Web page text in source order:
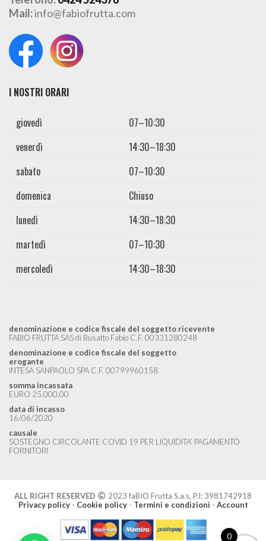
Mail:info@fabiofrutta.com
I NOSTRI ORARI
giovedì
07–10:30
venerdì
14:30–18:30
sabato
07–10:30
domenica
Chiuso
lunedì
14:30–18:30
martedì
07–10:30
mercoledì
14:30–18:30
denominazione e codice fiscale del soggetto ricevente
FABIO FRUTTA SAS di Busatto Fabio C.F. 00331280248
denominazione e codice fiscale del soggetto
erogante
INTESA SANPAOLO SPA C.F. 00799960158
somma incassata
EURO 25.000,00
data di incasso
16/06/2020
causale
SOSTEGNO CIRCOLANTE COVID 19 PER LIQUIDITA’ PAGAMENTO
FORNITORI
ALL RIGHT RESERVED
2023 faBIO Frutta S.a.s, P.I: 3981742918
Privacy policy- Cookie policy- Termini e condizioni - Account
0